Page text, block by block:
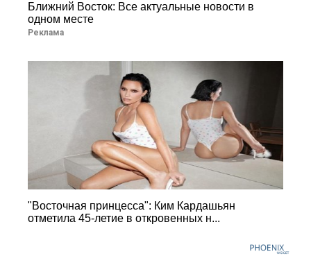
Ближний Восток: Все актуальные новости в
одном месте
Реклама
"Восточная принцесса": Ким Кардашьян
отметила 45-летие в откровенных н...